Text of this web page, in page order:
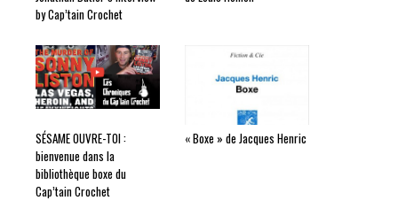
by Cap’tain Crochet
SÉSAME OUVRE-TOI :
bienvenue dans la
bibliothèque boxe du
Cap’tain Crochet
« Boxe » de Jacques Henric